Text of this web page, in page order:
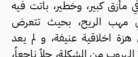
مأزق كبير، وخطير، باتت فيه
مهب الريح، بحيث تتعرض
هزة اخلاقية عنيفة، و لم يعد